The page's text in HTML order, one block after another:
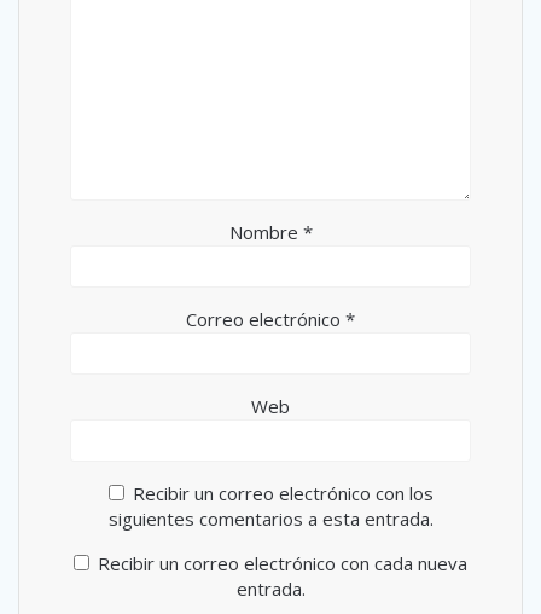
Nombre *
Correo electrónico *
Web
Recibir un correo electrónico con los
siguientes comentarios a esta entrada.
Recibir un correo electrónico con cada nueva
entrada.